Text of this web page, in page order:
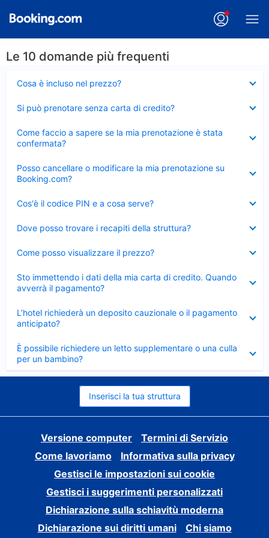
Le 10 domande più frequenti
Cosa è incluso nel prezzo?
chiuso
Si può prenotare senza carta di credito?
chiuso
Come faccio a sapere se la mia prenotazione è stata
confermata?
chiuso
Posso cancellare o modificare la mia prenotazione su
Booking.com?
chiuso
Cos'è il codice PIN e a cosa serve?
chiuso
Dove posso trovare i recapiti della struttura?
chiuso
Come posso visualizzare il prezzo?
chiuso
Sto immettendo i dati della mia carta di credito. Quando
avverrà il pagamento?
chiuso
L’hotel richiederà un deposito cauzionale o il pagamento
anticipato?
chiuso
È possibile richiedere un letto supplementare o una culla
per un bambino?
Elemento
chiuso
Inserisci la tua struttura
Versione computer
Termini di Servizio
Come lavoriamo
Informativa sulla privacy
Gestisci le impostazioni sui cookie
Gestisci i suggerimenti personalizzati
Dichiarazione sulla schiavitù moderna
Dichiarazione sui diritti umani
Chi siamo